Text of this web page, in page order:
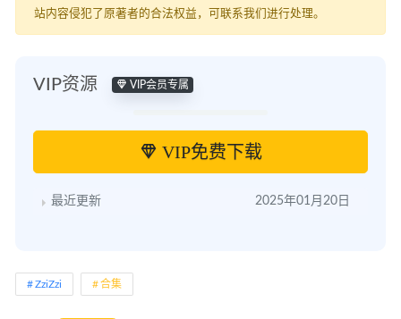
站内容侵犯了原著者的合法权益，可联系我们进行处理。
VIP资源 VIP会员专属
VIP免费下载
最近更新 2025年01月20日
ZziZzi 合集